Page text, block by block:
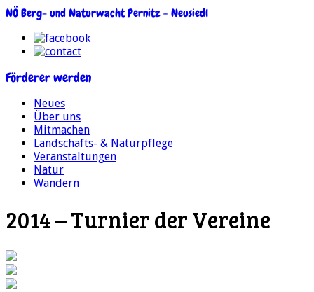
NÖ Berg- und Naturwacht Pernitz – Neusiedl
Förderer werden
Neues
Über uns
Mitmachen
Landschafts- & Naturpflege
Veranstaltungen
Natur
Wandern
2014 – Turnier der Vereine